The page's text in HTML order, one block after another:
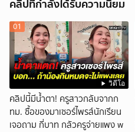
คลิปที่กำลังได้รับความนิยม
วิดีโอ
01
คลิปนี้มีน้ำตา! ครูสาวกลับจากก
ทม. ซื้อของมาเซอร์ไพรส์นักเรียน
เจอถาม กี่บาท กลัวครูจ่ายแพง w